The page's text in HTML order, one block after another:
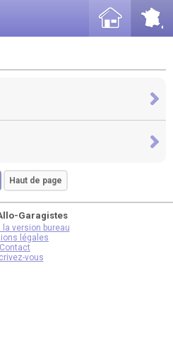
Haut de page
Garagistes
version bureau
légales
Contact
vous